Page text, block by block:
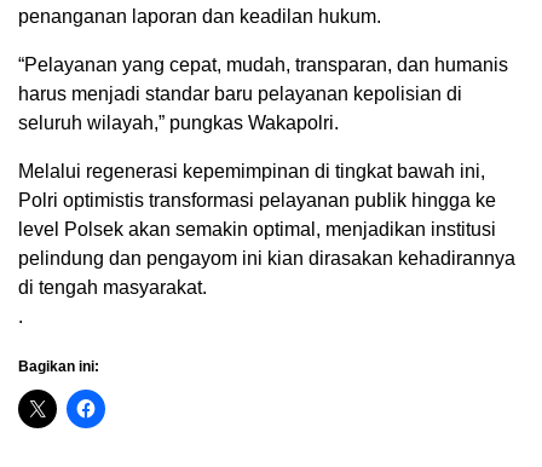
penanganan laporan dan keadilan hukum.
“Pelayanan yang cepat, mudah, transparan, dan humanis
harus menjadi standar baru pelayanan kepolisian di
seluruh wilayah,” pungkas Wakapolri.
Melalui regenerasi kepemimpinan di tingkat bawah ini,
Polri optimistis transformasi pelayanan publik hingga ke
level Polsek akan semakin optimal, menjadikan institusi
pelindung dan pengayom ini kian dirasakan kehadirannya
di tengah masyarakat.
.
Bagikan ini: